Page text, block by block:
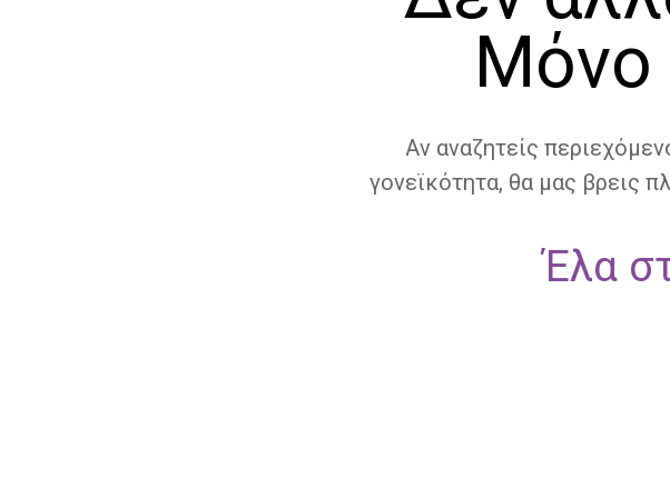
Μόνο
Αν αναζητείς
γονεϊκότητα, θα μας βρεις
Έλα